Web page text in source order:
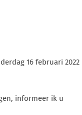
16 februari 2022
informeer ik u